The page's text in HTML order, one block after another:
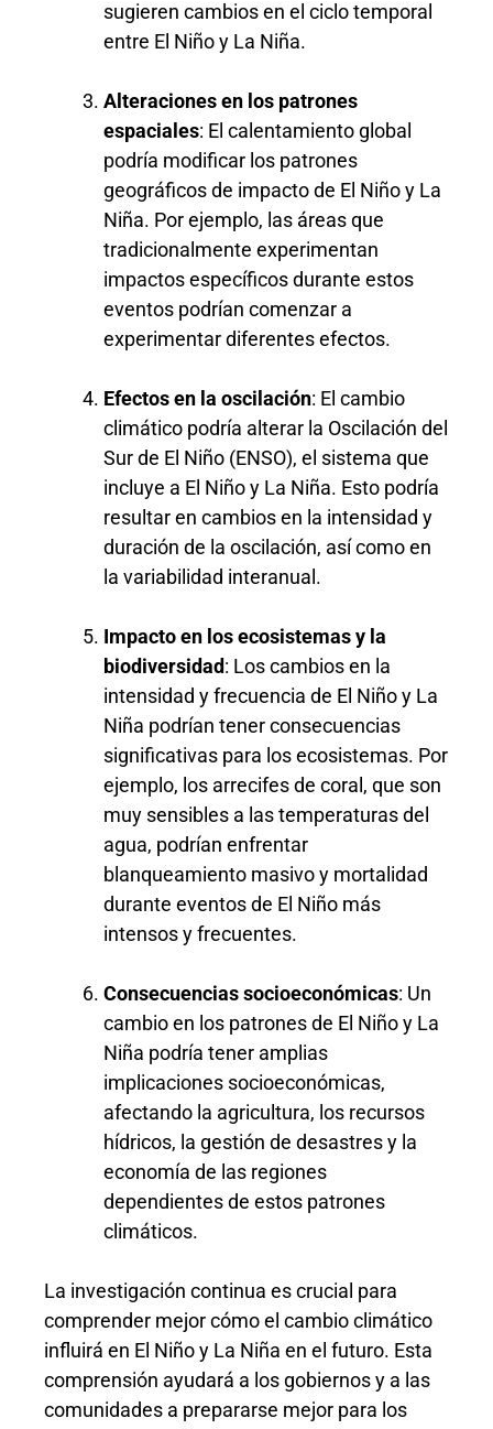
sugieren cambios en el ciclo temporal
entre El Niño y La Niña.
Alteraciones en los patrones
espaciales: El calentamiento global
podría modificar los patrones
geográficos de impacto de El Niño y La
Niña. Por ejemplo, las áreas que
tradicionalmente experimentan
impactos específicos durante estos
eventos podrían comenzar a
experimentar diferentes efectos.
Efectos en la oscilación: El cambio
climático podría alterar la Oscilación del
Sur de El Niño (ENSO), el sistema que
incluye a El Niño y La Niña. Esto podría
resultar en cambios en la intensidad y
duración de la oscilación, así como en
la variabilidad interanual.
Impacto en los ecosistemas y la
biodiversidad: Los cambios en la
intensidad y frecuencia de El Niño y La
Niña podrían tener consecuencias
significativas para los ecosistemas. Por
ejemplo, los arrecifes de coral, que son
muy sensibles a las temperaturas del
agua, podrían enfrentar
blanqueamiento masivo y mortalidad
durante eventos de El Niño más
intensos y frecuentes.
Consecuencias socioeconómicas: Un
cambio en los patrones de El Niño y La
Niña podría tener amplias
implicaciones socioeconómicas,
afectando la agricultura, los recursos
hídricos, la gestión de desastres y la
economía de las regiones
dependientes de estos patrones
climáticos.
La investigación continua es crucial para
comprender mejor cómo el cambio climático
influirá en El Niño y La Niña en el futuro. Esta
comprensión ayudará a los gobiernos y a las
comunidades a prepararse mejor para los